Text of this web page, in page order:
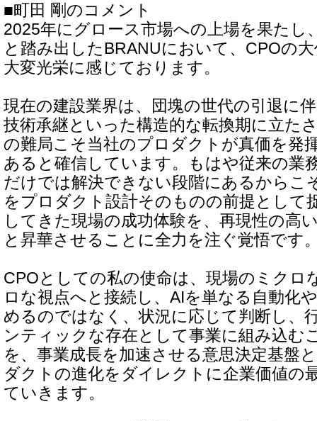
■町田 剛のコメント
2025年にグロース市場への上場を果たし
と踏み出したBRANUにおいて、CPOの
大変光栄に感じております。
現在の建設業界は、団塊の世代の引退に
技術承継といった構造的な転換期に立た
の難局こそ当社のプロダクトが真価を発
あると確信しています。もはや従来の業
だけでは解決できない段階にあるからこ
をプロダクト設計そのものの前提として
してきた現場の成功体験を、再現性の高
と昇華させることに全力を注ぐ覚悟です
CPOとしての私の使命は、現場のミクロ
ロな視点へと接続し、AIを単なる自動化
めるのではなく、状況に応じて判断し、
ンティックな存在として事業に組み込む
を、事業成長を加速させる意思決定基盤
ダクトの進化をダイレクトに企業価値の
ていきます。